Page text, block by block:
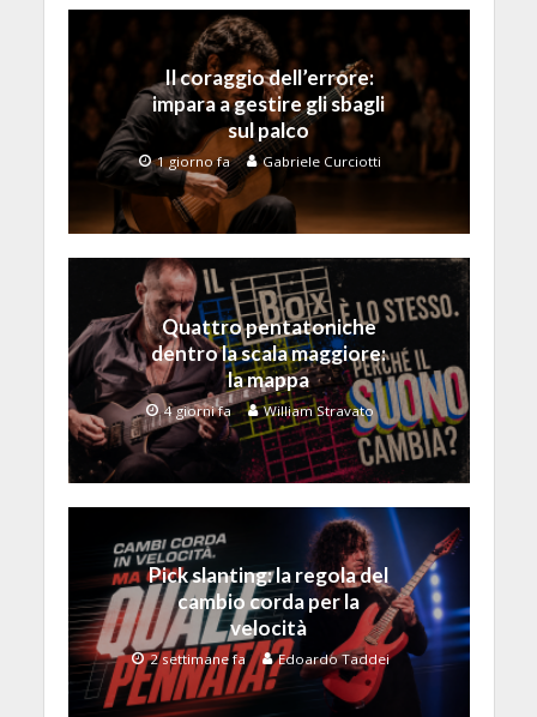
Il coraggio dell’errore:
impara a gestire gli sbagli
sul palco
1 giorno fa Gabriele Curciotti
Quattro pentatoniche
dentro la scala maggiore:
la mappa
4 giorni fa William Stravato
Pick slanting: la regola del
cambio corda per la
velocità
2 settimane fa Edoardo Taddei